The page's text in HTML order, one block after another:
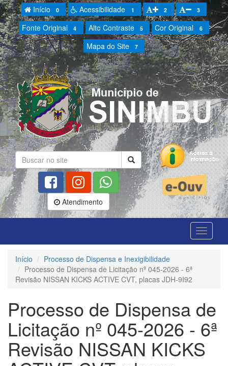
Início 0 Acessibilidade 1 2 3
Fonte Original 4 Alto Contraste 5 Cor Original 6
Mapa do Site 7
Atendimento
Início
Processo de Dispensa e Inexigibilidade
Processo de Dispensa de Licitação nº 045-2026 - 6ª
Revisão NISSAN KICKS ACTIVE CVT, placas JDH-9I92
Processo de Dispensa de
Licitação nº 045-2026 - 6ª
Revisão NISSAN KICKS